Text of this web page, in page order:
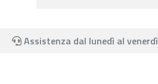
Assistenza dal lunedì al venerdì